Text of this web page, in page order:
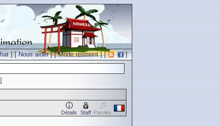
] [Nous aider] [Mode restreint] [ ]
]
Détails Staff Paroles